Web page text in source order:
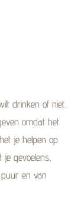
drinken of niet,
omdat het
je helpen op
gevoelens,
puur en van